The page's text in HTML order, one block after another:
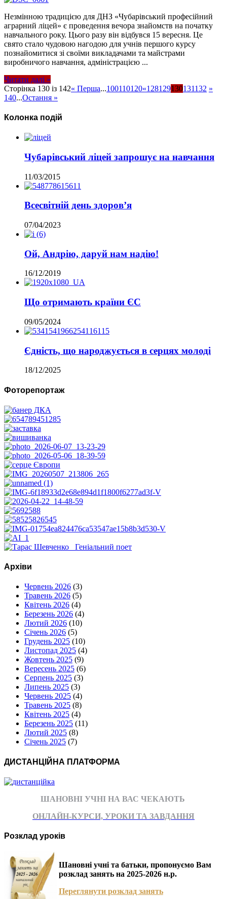
Незмінною традицією для ДНЗ «Чубарівський професійний
аграрний ліцей» є проведення вечора знайомств на початку
навчального року. Цього разу він відбувся 15 вересня. Це
свято стало чудовою нагодою для учнів першого курсу
познайомитися зі своїми викладачами та майстрами
виробничого навчання, адміністрацією ...
Читати далі »
Сторінка 130 із 142« Перша...100110120«128129130131132 »
140...Остання »
Колонка подій
Чубарівський ліцей запрошує на навчання
11/03/2015
Всесвітній день здоров’я
07/04/2023
Ой, Андрію, даруй нам надію!
16/12/2019
Що отримають країни ЄС
09/05/2024
Єдність, що народжується в серцях молоді
18/12/2025
Фоторепортаж
Архіви
Червень 2026 (3)
Травень 2026 (5)
Квітень 2026 (4)
Березень 2026 (4)
Лютий 2026 (10)
Січень 2026 (5)
Грудень 2025 (10)
Листопад 2025 (4)
Жовтень 2025 (9)
Вересень 2025 (6)
Серпень 2025 (3)
Липень 2025 (3)
Червень 2025 (4)
Травень 2025 (8)
Квітень 2025 (4)
Березень 2025 (11)
Лютий 2025 (8)
Січень 2025 (7)
ДИСТАНЦІЙНА ПЛАТФОРМА
ШАНОВНІ УЧНІ НА ВАС ЧЕКАЮТЬ
ОНЛАЙН-КУРСИ, УРОКИ ТА ЗАВДАННЯ
Розклад уроків
Шановні учні та батьки, пропонуємо Вам
розклад занять на 2025-2026 н.р.
Переглянути розклад занять